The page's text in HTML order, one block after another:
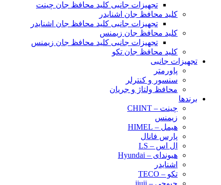
تجهیزات جانبی کلید محافظ جان چینت
کلید محافظ جان اشنایدر
تجهیزات جانبی کلید محافظ جان اشنایدر
کلید محافظ جان زیمنس
تجهیزات جانبی کلید محافظ جان زیمنس
کلید محافظ جان تکو
تجهیزات جانبی
پاورمتر
سنسور و کنترلر
محافظ ولتاژ و‌ جریان
برندها
چینت – CHINT
زیمنس
هیمل – HIMEL
پارس فانال
ال اس – LS
هیوندای – Hyundai
اشنایدر
تکو – TECO
جیوجی – jiuji